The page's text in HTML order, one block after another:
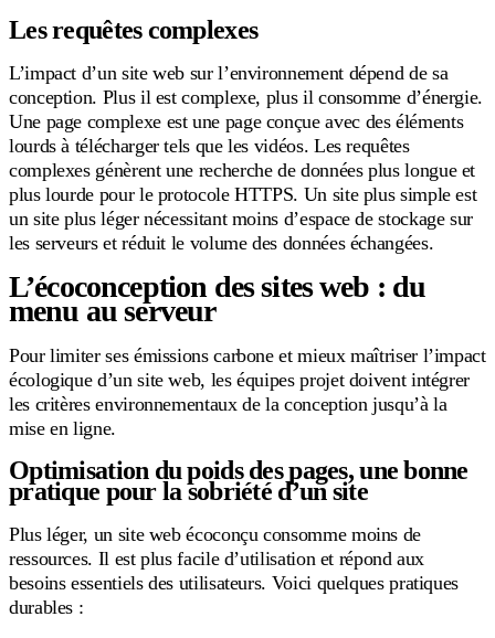
Les requêtes complexes
L’impact d’un site web sur l’environnement dépend de sa
conception. Plus il est complexe, plus il consomme d’énergie.
Une page complexe est une page conçue avec des éléments
lourds à télécharger tels que les vidéos. Les requêtes
complexes génèrent une recherche de données plus longue et
plus lourde pour le protocole HTTPS. Un site plus simple est
un site plus léger nécessitant moins d’espace de stockage sur
les serveurs et réduit le volume des données échangées.
L’écoconception des sites web : du
menu au serveur
Pour limiter ses émissions carbone et mieux maîtriser l’impact
écologique d’un site web, les équipes projet doivent intégrer
les critères environnementaux de la conception jusqu’à la
mise en ligne.
Optimisation du poids des pages, une bonne
pratique pour la sobriété d’un site
Plus léger, un site web écoconçu consomme moins de
ressources. Il est plus facile d’utilisation et répond aux
besoins essentiels des utilisateurs. Voici quelques pratiques
durables :